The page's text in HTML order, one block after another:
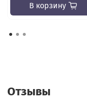
В корзину
Отзывы